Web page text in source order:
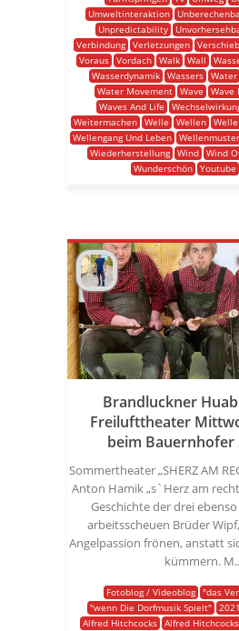
Umweltinteraktion
Unpredictability
Verbindung
Verletzungen
Voraus Vordach Walk Wall
Wasserdynamik Wassers Water
Water Movement Wave Wave
Waves And Life
Weitermachen
Welle Wellen
Wellengang Und Leben
Wellenmuster
Wiederherstellung Wind Wind
Wunderschön Youtube
Brandluckner
Freilufttheater
beim Bauernhofer
Sommertheater „SHERZ AM
Anton Hamik „s`Herz am
Geschichte der drei
arbeitsscheuen Brüder
Angelpassion frönen, anstatt
kümmern.
Fotoblog / Videoblog
"das
"wenn Die Dorfmusik Spielt"
2021
Alfred Hitchcocks Alfred